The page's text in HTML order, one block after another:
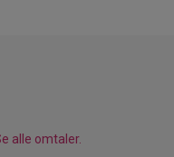
alle omtaler.